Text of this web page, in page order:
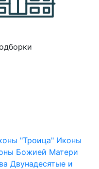
"Троица" Иконы
Божией Матери
Двунадесятые и